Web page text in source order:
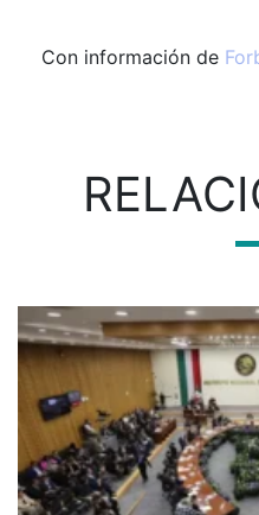
Con información de